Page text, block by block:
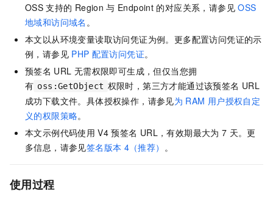
OSS 支持的 Region 与 Endpoint 的对应关系，请参见 OSS
地域和访问域名 。
本文以从环境变量读取访问凭证为例。更多配置访问凭证的示
例，请参见 PHP 配置访问凭证。
预签名 URL 无需权限即可生成，但仅当您拥
有 oss:GetObject 权限时，第三方才能通过该预签名 URL
成功下载文件。具体授权操作，请参见为 RAM 用户授权自定
义的权限策略。
本文示例代码使用 V4 预签名 URL，有效期最大为 7 天。更
多信息，请参见签名版本 4（推荐） 。
使用过程